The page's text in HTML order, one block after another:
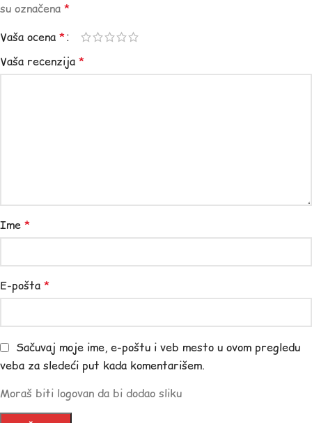
su označena *
Vaša ocena *
Vaša recenzija *
Ime *
E-pošta *
Sačuvaj moje ime, e-poštu i veb mesto u ovom pregledu
veba za sledeći put kada komentarišem.
Moraš biti logovan da bi dodao sliku